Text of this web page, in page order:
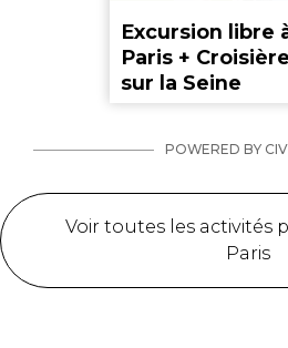
Excursion libre
Paris + Croisière
sur la Seine
POWERED BY
Voir toutes les activités
Paris